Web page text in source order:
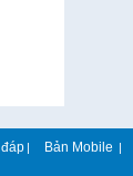
| Bản Mobile |